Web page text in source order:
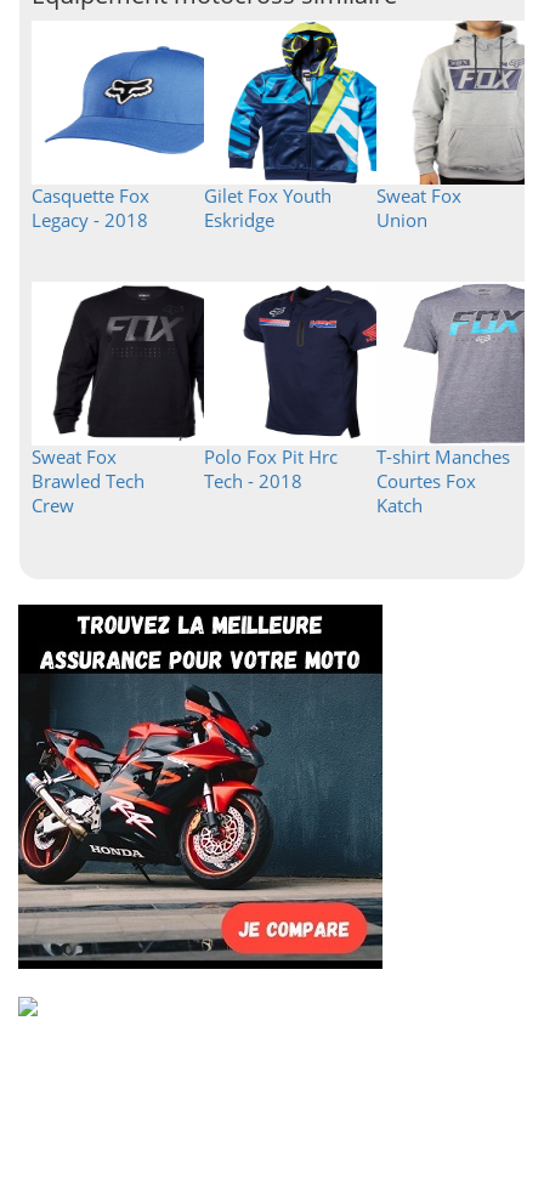
Casquette Fox
Legacy - 2018
Gilet Fox Youth
Eskridge
Sweat Fox
Union
Sweat Fox
Brawled Tech
Crew
Polo Fox Pit Hrc
Tech - 2018
T-shirt Manches
Courtes Fox
Katch